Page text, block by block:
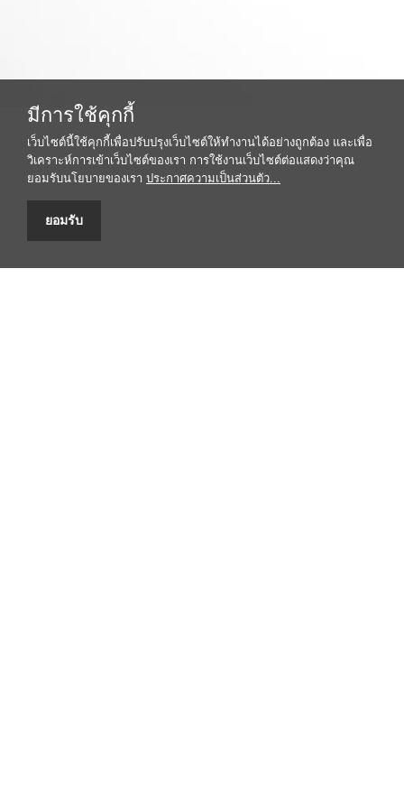
มีการใช้คุกกี้
เว็บไซต์นี้ใช้คุกกี้เพื่อปรับปรุงเว็บไซต์ให้ทำงานได้อย่างถูกต้อง และเพื่อ
วิเคราะห์การเข้าเว็บไซต์ของเรา การใช้งานเว็บไซต์ต่อแสดงว่าคุณ
ยอมรับนโยบายของเรา ประกาศความเป็นส่วนตัว...
ยอมรับ